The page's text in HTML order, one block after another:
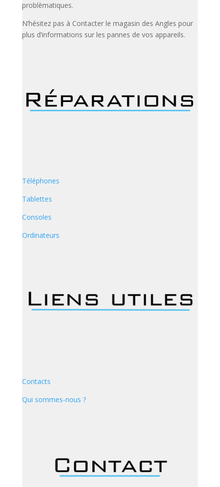
problèmatiques.
N’hésitez pas à Contacter le magasin des Angles pour
plus d’informations sur les pannes de vos appareils.
Téléphones
Tablettes
Consoles
Ordinateurs
Contacts
Qui sommes-nous ?